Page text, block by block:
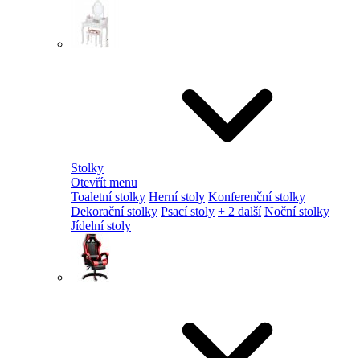
Stolky
Otevřít menu
Toaletní stolky Herní stoly Konferenční stolky
Dekorační stolky Psací stoly + 2 další Noční stolky
Jídelní stoly